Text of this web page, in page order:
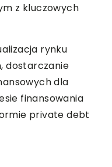
z kluczowych
rynku
, dostarczanie
dla
finansowania
private debt